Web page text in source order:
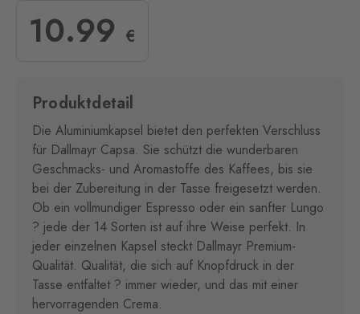
10.99 €
Produktdetail
Die Aluminiumkapsel bietet den perfekten Verschluss
für Dallmayr Capsa. Sie schützt die wunderbaren
Geschmacks- und Aromastoffe des Kaffees, bis sie
bei der Zubereitung in der Tasse freigesetzt werden.
Ob ein vollmundiger Espresso oder ein sanfter Lungo
? jede der 14 Sorten ist auf ihre Weise perfekt. In
jeder einzelnen Kapsel steckt Dallmayr Premium-
Qualität. Qualität, die sich auf Knopfdruck in der
Tasse entfaltet ? immer wieder, und das mit einer
hervorragenden Crema.